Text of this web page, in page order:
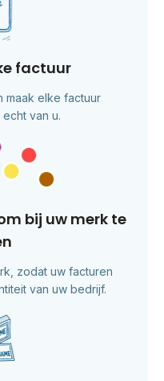
factuur
maak elke factuur
van u.
bij uw merk te
zodat uw facturen
van uw bedrijf.